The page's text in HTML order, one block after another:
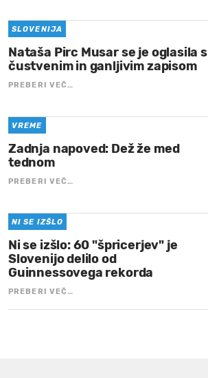
SLOVENIJA
Nataša Pirc Musar se je oglasila s
čustvenim in ganljivim zapisom
PREBERI VEČ…
VREME
Zadnja napoved: Dež že med
tednom
PREBERI VEČ…
NI SE IZŠLO
Ni se izšlo: 60 "špricerjev" je
Slovenijo delilo od
Guinnessovega rekorda
PREBERI VEČ…